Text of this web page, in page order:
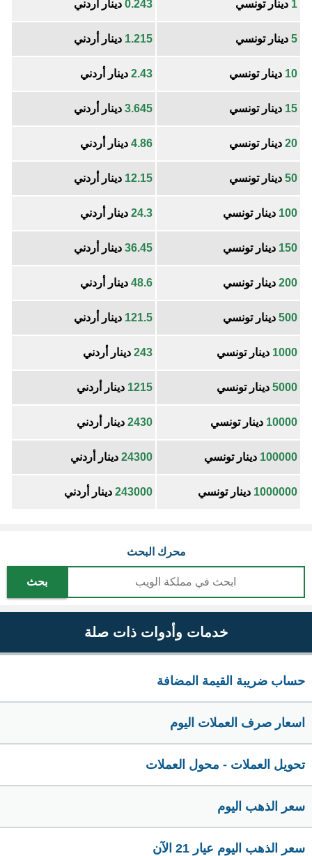
1 دينار تونسي 0.243 دينار أردني
5 دينار تونسي 1.215 دينار أردني
10 دينار تونسي 2.43 دينار أردني
15 دينار تونسي 3.645 دينار أردني
20 دينار تونسي 4.86 دينار أردني
50 دينار تونسي 12.15 دينار أردني
100 دينار تونسي 24.3 دينار أردني
150 دينار تونسي 36.45 دينار أردني
200 دينار تونسي 48.6 دينار أردني
500 دينار تونسي 121.5 دينار أردني
1000 دينار تونسي 243 دينار أردني
5000 دينار تونسي 1215 دينار أردني
10000 دينار تونسي 2430 دينار أردني
100000 دينار تونسي 24300 دينار أردني
1000000 دينار تونسي 243000 دينار أردني
محرك البحث
بحث
خدمات وأدوات ذات صلة
حساب ضريبة القيمة المضافة
اسعار صرف العملات اليوم
تحويل العملات - محول العملات
سعر الذهب اليوم
سعر الذهب اليوم عيار 21 الآن